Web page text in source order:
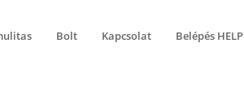
Bolt Kapcsolat Belépés HELP